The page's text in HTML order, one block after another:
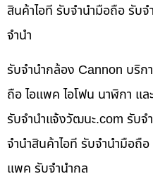
สินค้าไอที รับจำนำมือถือ รับ
จำนำ
รับจำนำกล้อง Cannon บริก
ถือ ไอแพค ไอโฟน นาฬิกา แ
รับจํานําแจ้งวัฒนะ.com รับ
จำนำสินค้าไอที รับจำนำมือถื
แพค รับจำนำกล